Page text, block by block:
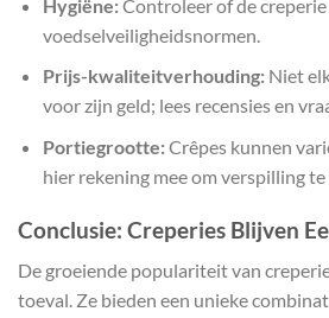
Hygiëne:Controleer of de
voedselveiligheidsnormen.
Prijs-kwaliteitverhouding:Niet
voor zijn geld; lees recensies en
Portiegrootte:Crêpes kunnen
hier rekening mee om verspilling
Conclusie: Creperies Blijven
De groeiende populariteit van
toeval. Ze bieden een unieke